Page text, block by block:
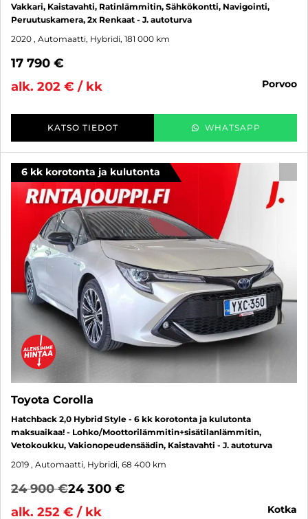
Vakkari, Kaistavahti, Ratinlämmitin, Sähkökontti, Navigointi,
Peruutuskamera, 2x Renkaat - J. autoturva
2020 , Automaatti, Hybridi, 181 000 km
17 790 €
alk. 202 € / kk
porvoo
KATSO TIEDOT WHATSAPP
6 kk korotonta ja kulutonta
Toyota Corolla
Hatchback 2,0 Hybrid Style - 6 kk korotonta ja kulutonta
maksuaikaa! - Lohko/Moottorilämmitin+sisätilanlämmitin,
Vetokoukku, Vakionopeudensäädin, Kaistavahti - J. autoturva
2019 , Automaatti, Hybridi, 68 400 km
24 900 €24 300 €
alk. 252 € / kk
kotka